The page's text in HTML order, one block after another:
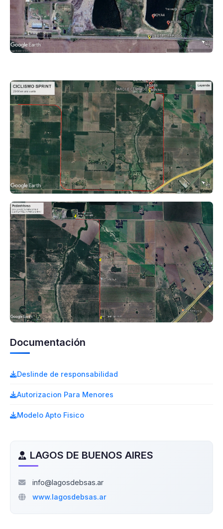
Documentación
Deslinde de responsabilidad
Autorizacion Para Menores
Modelo Apto Fisico
LAGOS DE BUENOS AIRES
info@lagosdebsas.ar
www.lagosdebsas.ar